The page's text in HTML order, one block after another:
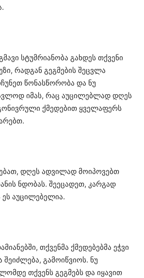
სტუმრიანობა გახდეს თქვენი
რადგან გეგმების შეცვლა
წონასწორობა და ნუ
იმას, რაც აუცილებლად დღეს
ქმედებით ყველაფერს
დღეს ადვილად მოიპოვებთ
ნდობას. შეეცადეთ, კარგად
აუცილებელია.
თქვენმა ქმედებებმა ეჭვი
გამოიწვიოს. ნუ
თქვენს გეგმებს და იყავით